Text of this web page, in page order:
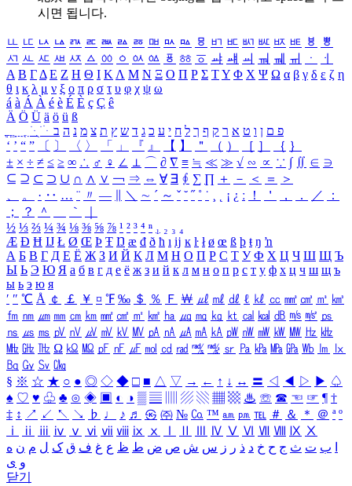
시면 됩니다.
ㅥ ㅦ ㅧ ㅨ ㅩ ㅪ ㅫ ㅬ ㅭ ㅮ ㅯ ㅰ ㅱ ㅲ ㅳ ㅴ ㅵ ㅶ ㅷ ㅸ
ㅹ
ㅺ ㅻ ㅼ ㅽ ㅾ ㅿ ㆀ ㆁ ㆂ ㆃ ㆄ ㆅ ㆆ ㆇ ㆈ ㆉ ㆊ ㆋ ㆌ ㆍ
ㆎ
Α Β ΓΔ Ε Ζ Η Θ Ι ΚΛ Μ Ν Ξ Ο Π Ρ Σ ΤΥ Φ Χ Ψ Ω α β γ δ ε ζ η
θ ι κ λ μ ν ξ ο π ρ σ τ υ φ χ ψ ω
á à Á À é è É È ç Ç ê
Ä Ö Ü ä ö ü ß
ִֶֹ ֻּ ׁׂ פ ם ן ו ט א ר ק ף ך ל ח י ע כ ג ד ש ץ ת צ מ נ ה ב
‘ ’ “ ” 〔 〕 〈 〉 「 」 『 』 【 】 ＂ （ ） ［ ］ ｛ ｝
± × ÷ ≠ ≤ ≥ ∞ ∴ ♂ ♀ ∠ ⊥ ⌒ ∂ ∇ ≡ ≒ ≪ ≫ √ ∽ ∝ ∵ ∫ ∬ ∈ ∋
⊆ ⊇ ⊂ ⊃ ∪ ∩ ∧ ∨ ￢ ⇒ ⇔ ∀ ∃ ∮ ∑ ∏ ＋ － ＜ ＝
＞
、
。 · ‥ … ¨ 〃 ― ＼ ∼ ´ ～ ˇ ˘ ˝ ˚ ˙ ¸ ¡ ¿ ː ！ ＇ ， ． ／
：
；
？ ＾ ｀
½ ⅓ ⅔ ¼ ¾ ⅛ ⅜ ⅝ ⅞ ¹ ² ³ ⁴ ⁿ ₁ ₂ ₃ ₄
Æ Ð Ħ Ĳ Ł Ø Œ Þ Ŧ Ŋ æ đ ð ħ ı ĳ ĸ ŀ ł ø œ ß þ ŧ ŋ ŉ
А Б В Г Д Е Ё Ж З И Й К Л М Н О П Р С Т У Ф Х Ц Ч Ш Щ Ъ
Ы Ь Э Ю Я а б в г д е ё ж з и й к л м н о п р с т у ф х ц ч ш щ ъ
ы ь э ю я
′ ″ ℃ Å ￠ ￡ ￥ ¤ ℉ ‰ ＄ ％ Ｆ ￦ ㎕ ㎖ ㎗ ℓ ㎘ ㏄ ㎣ ㎤ ㎥ ㎦
㎙ ㎚ ㎛ ㎜ ㎝ ㎞ ㎟ ㎠ ㎡ ㎢ ㏊ ㎍ ㎎ ㎏ ㏏ ㎈ ㎉ ㏈ ㎧ ㎨ ㎰
㎱ ㎲ ㎳ ㎴ ㎵ ㎶ ㎷ ㎸ ㎹ ㎀ ㎁ ㎂ ㎃ ㎄ ㎺ ㎻ ㎽ ㎾ ㎿ ㎐ ㎑
㎒ ㎓ ㎔ Ω ㏀ ㏁ ㎊ ㎋ ㎌ ㏖ ㏅ ㎭ ㎮ ㎯ ㏛ ㎩ ㎪ ㎫ ㎬ ㏝ ㏐
㏓
㏃ ㏉ ㏜ ㏆
§ ※ ☆ ★ ○ ● ◎ ◇ ◆ □ ■ △ ▽ → ← ↑ ↓ ↔ 〓 ◁ ◀ ▷ ▶ ♤
♠ ♡ ♥ ♧ ♣ ⊙ ◈ ▣ ◐ ◑ ▒ ▤ ▨ ▧ ▦ ▩ ♨ ☏ ☎ ☜ ☞ ¶ †
‡ ↕ ↗ ↙ ↖ ↘ ♭ ♩ ♪ ♬ ㉿ ㈜ № ㏇ ™ ㏂ ㏘ ℡ ＃ ＆ ＊ ＠ ª º
ⅰ
ⅱ ⅲ ⅳ ⅴ ⅵ ⅶ ⅷ ⅸ ⅹ Ⅳ Ⅴ Ⅵ Ⅶ Ⅷ Ⅸ Ⅹ
ب ت ث ج ح خ د ذ ر ز س ش ص ض ط ظ ع غ ف ق ک ل م ن ه
و ی
닫기